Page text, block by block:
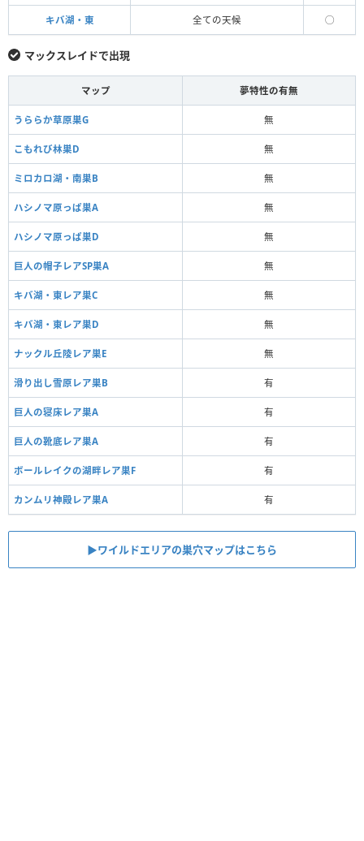
キバ湖・東 全ての天候 ◯
マックスレイドで出現
マップ 夢特性の有無
うららか草原巣G 無
こもれび林巣D 無
ミロカロ湖・南巣B 無
ハシノマ原っぱ巣A 無
ハシノマ原っぱ巣D 無
巨人の帽子レアSP巣A 無
キバ湖・東レア巣C 無
キバ湖・東レア巣D 無
ナックル丘陵レア巣E 無
滑り出し雪原レア巣B 有
巨人の寝床レア巣A 有
巨人の靴底レア巣A 有
ボールレイクの湖畔レア巣F 有
カンムリ神殿レア巣A 有
▶ワイルドエリアの巣穴マップはこちら